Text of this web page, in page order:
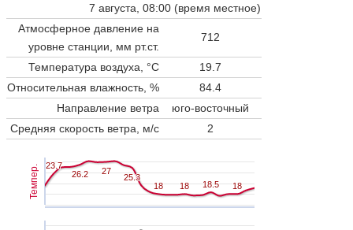
7 августа, 08:00 (время местное)
Атмосферное давление на
уровне станции, мм рт.ст.
712
Температура воздуха, °C
19.7
Относительная влажность, %
84.4
Направление ветра
юго-восточный
Средняя скорость ветра, м/с
2
Темпер. 23.7
23.7
26.2
26.2 27
27
25.3
25.3
18
18 18
18 18.5
18.5 18
18